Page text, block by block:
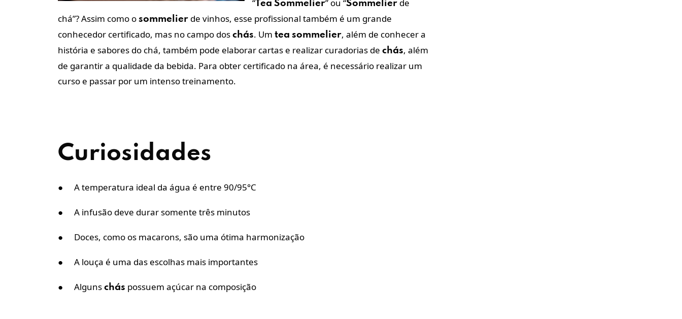
“Tea Sommelier” ou “Sommelier de
chá”? Assim como o sommelier de vinhos, esse profissional também é um grande
conhecedor certificado, mas no campo dos chás. Um tea sommelier, além de conhecer a
história e sabores do chá, também pode elaborar cartas e realizar curadorias de chás, além
de garantir a qualidade da bebida. Para obter certificado na área, é necessário realizar um
curso e passar por um intenso treinamento.
Curiosidades
● A temperatura ideal da água é entre 90/95°C
● A infusão deve durar somente três minutos
● Doces, como os macarons, são uma ótima harmonização
● A louça é uma das escolhas mais importantes
● Alguns chás possuem açúcar na composição